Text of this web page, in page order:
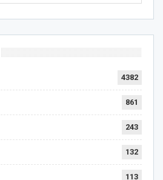
4382
861
243
132
113